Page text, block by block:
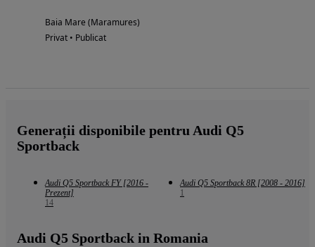
Baia Mare (Maramures)
Privat • Publicat
Generații disponibile pentru Audi Q5
Sportback
Audi Q5 Sportback FY [2016 -
Prezent]
14
Audi Q5 Sportback 8R [2008 - 2016]
1
Audi Q5 Sportback in Romania